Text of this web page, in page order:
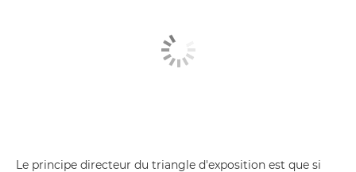
Le principe directeur du triangle d'exposition est que si